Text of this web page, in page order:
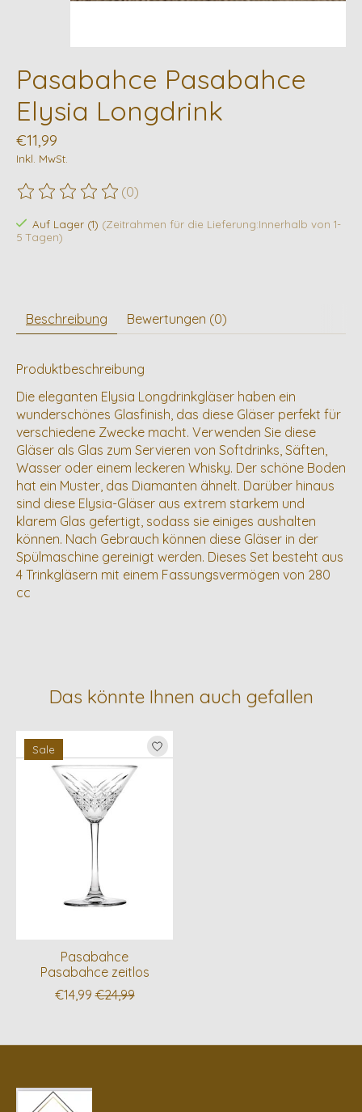
Pasabahce Pasabahce
Elysia Longdrink
€11,99
Inkl. MwSt.
Die Bewertung dieses Produkts ist
(0)
Auf Lager (1) (Zeitrahmen für die Lieferung:Innerhalb von 1-
5 Tagen)
Beschreibung Bewertungen (0)
Produktbeschreibung
Die eleganten Elysia Longdrinkgläser haben ein
wunderschönes Glasfinish, das diese Gläser perfekt für
verschiedene Zwecke macht. Verwenden Sie diese
Gläser als Glas zum Servieren von Softdrinks, Säften,
Wasser oder einem leckeren Whisky. Der schöne Boden
hat ein Muster, das Diamanten ähnelt. Darüber hinaus
sind diese Elysia-Gläser aus extrem starkem und
klarem Glas gefertigt, sodass sie einiges aushalten
können. Nach Gebrauch können diese Gläser in der
Spülmaschine gereinigt werden. Dieses Set besteht aus
4 Trinkgläsern mit einem Fassungsvermögen von 280
cc
Das könnte Ihnen auch gefallen
Produkt-Karussell-Artikel
Sale
Pasabahce
Pasabahce zeitlos
€14,99 €24,99